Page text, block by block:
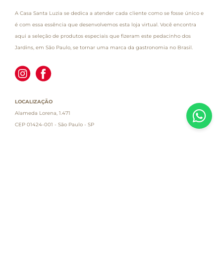
A Casa Santa Luzia se dedica a atender cada cliente como se fosse único e
é com essa essência que desenvolvemos esta loja virtual. Você encontra
aqui a seleção de produtos especiais que fizeram este pedacinho dos
Jardins, em São Paulo, se tornar uma marca da gastronomia no Brasil.
LOCALIZAÇÃO
Alameda Lorena, 1.471
CEP 01424-001 - São Paulo - SP